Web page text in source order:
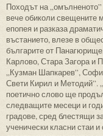
Походът на
вече обиколи свещените
епопея и разказа
въстанието, влезе в
българите от
Карлово, Стара Загора и
„Кузман Шапкарев”,
Свети Кирил и Методий”.
поетично слово ще
следващите месеци и
градове, сред блестящи
ученически класни стаи